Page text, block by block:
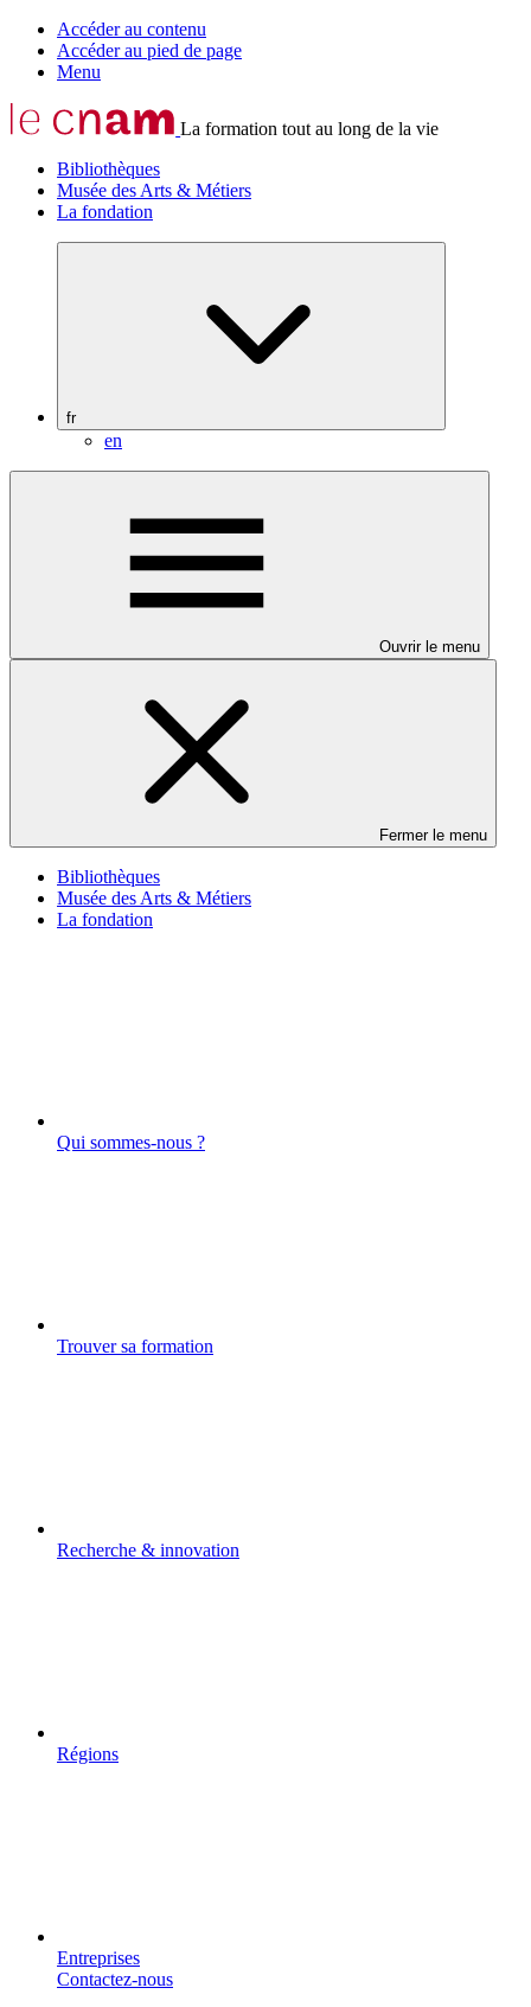
Accéder au contenu
Accéder au pied de page
Menu
La formation tout au long de la vie
Bibliothèques
Musée des Arts & Métiers
La fondation
fr
en
Ouvrir le menu
Fermer le menu
Bibliothèques
Musée des Arts & Métiers
La fondation
Qui sommes-nous ?
Trouver sa formation
Recherche & innovation
Régions
Entreprises
Contactez-nous